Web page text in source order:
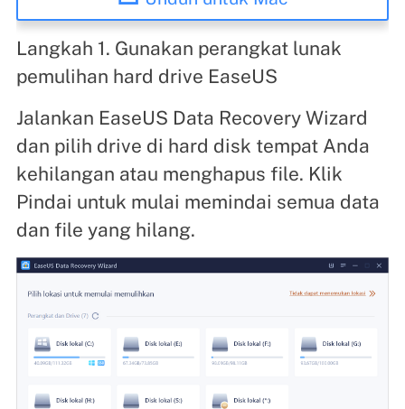
Langkah 1. Gunakan perangkat lunak
pemulihan hard drive EaseUS
Jalankan EaseUS Data Recovery Wizard
dan pilih drive di hard disk tempat Anda
kehilangan atau menghapus file. Klik
Pindai untuk mulai memindai semua data
dan file yang hilang.